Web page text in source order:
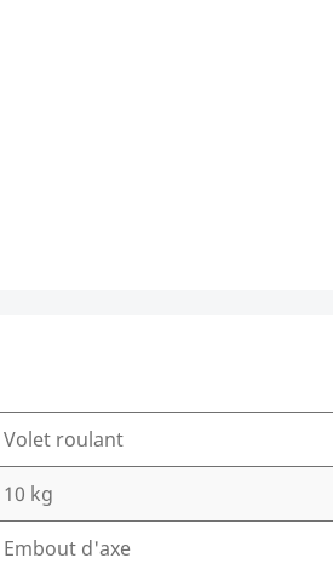
Volet roulant
10 kg
Embout d'axe